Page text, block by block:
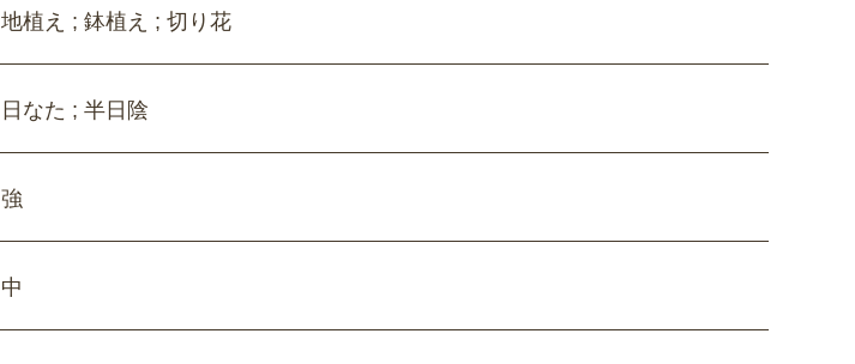
地植え ; 鉢植え ; 切り花
日なた ; 半日陰
強
中